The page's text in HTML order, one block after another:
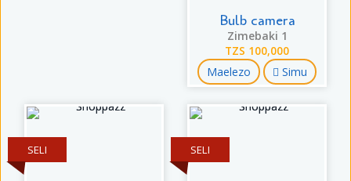
Bulb camera
Zimebaki 1
TZS 100,000
Maelezo Simu
SELI SELI